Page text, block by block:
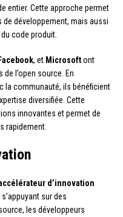
entier. Cette approche permet
de développement, mais aussi
code produit.
Facebook, et Microsoftont
l’open source. En
la communauté, ils bénéficient
diversifiée. Cette
innovantes et permet de
rapidement.
d’innovation
sur des
les développeurs